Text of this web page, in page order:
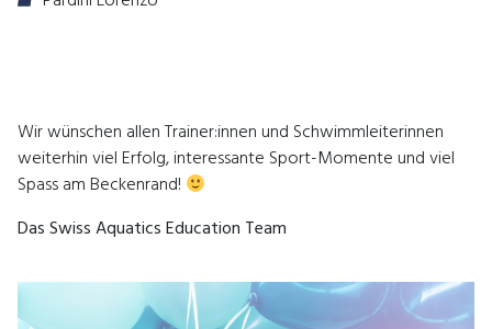
Wir wünschen allen Trainer:innen und Schwimmleiterinnen
weiterhin viel Erfolg, interessante Sport-Momente und viel
Spass am Beckenrand!
Das Swiss Aquatics Education Team